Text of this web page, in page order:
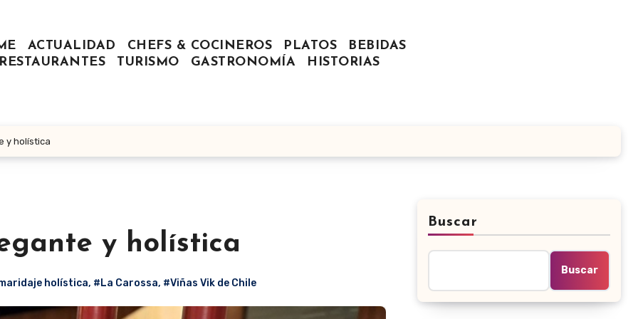
ACTUALIDAD CHEFS & COCINEROS PLATOS
BEBIDAS
RESTAURANTES
TURISMO GASTRONOMÍA HISTORIAS
y holística
y holística
holística, #La Carossa, #Viñas Vik de Chile
Buscar
Buscar